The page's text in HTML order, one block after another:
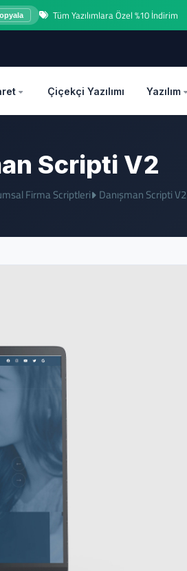
Tüm Yazılımlara Özel %10 İndirim
Çiçekçi Yazılımı Yazılım
Scripti V2
Firma Scriptleri Danışman Scripti V2